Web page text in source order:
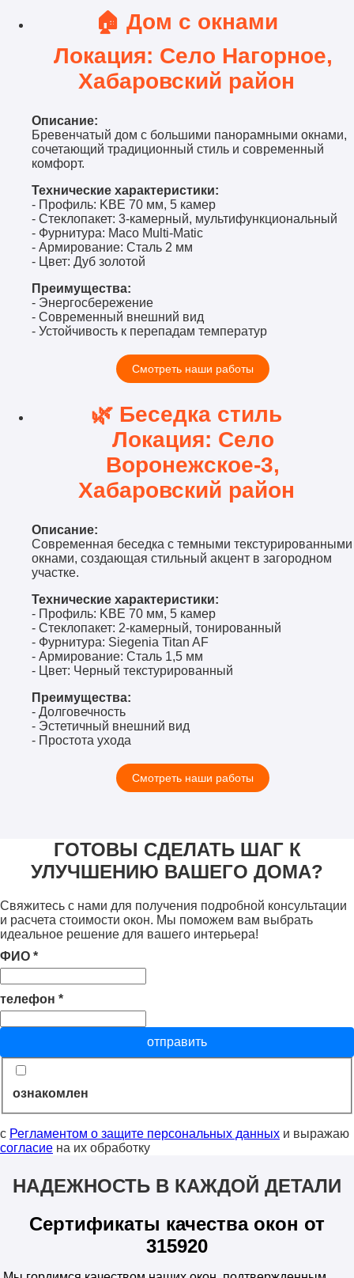
🏠 Дом с окнами
Локация: Село Нагорное,
Хабаровский район
Описание:
Бревенчатый дом с большими панорамными окнами,
сочетающий традиционный стиль и современный
комфорт.
Технические характеристики:
- Профиль: KBE 70 мм, 5 камер
- Стеклопакет: 3-камерный, мультифункциональный
- Фурнитура: Maco Multi-Matic
- Армирование: Сталь 2 мм
- Цвет: Дуб золотой
Преимущества:
- Энергосбережение
- Современный внешний вид
- Устойчивость к перепадам температур
Смотреть наши работы
🌿 Беседка стиль
Локация: Село
Воронежское-3,
Хабаровский район
Описание:
Современная беседка с темными текстурированными
окнами, создающая стильный акцент в загородном
участке.
Технические характеристики:
- Профиль: KBE 70 мм, 5 камер
- Стеклопакет: 2-камерный, тонированный
- Фурнитура: Siegenia Titan AF
- Армирование: Сталь 1,5 мм
- Цвет: Черный текстурированный
Преимущества:
- Долговечность
- Эстетичный внешний вид
- Простота ухода
Смотреть наши работы
ГОТОВЫ СДЕЛАТЬ ШАГ К
УЛУЧШЕНИЮ ВАШЕГО ДОМА?
Свяжитесь с нами для получения подробной консультации
и расчета стоимости окон. Мы поможем вам выбрать
идеальное решение для вашего интерьера!
ФИО *
телефон *
отправить
ознакомлен
с Регламентом о защите персональных данных и выражаю
согласие на их обработку
НАДЕЖНОСТЬ В КАЖДОЙ ДЕТАЛИ
Сертификаты качества окон от
315920